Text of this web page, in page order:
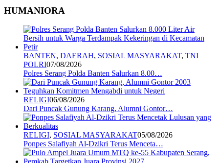
HUMANIORA
BANTEN, DAERAH, SOSIAL MASYARAKAT, TNI
POLRI07/08/2026
Polres Serang Polda Banten Salurkan 8.00…
RELIGI06/08/2026
Dari Puncak Gunung Karang, Alumni Gontor…
RELIGI, SOSIAL MASYARAKAT05/08/2026
Ponpes Salafiyah Al-Dzikri Terus Menceta…